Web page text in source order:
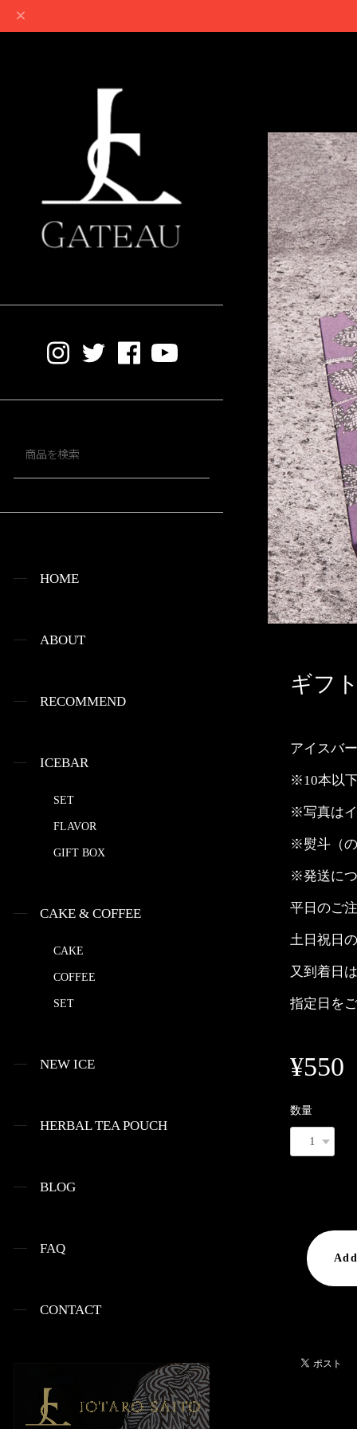
HOME
ABOUT
RECOMMEND
ICEBAR
SET
FLAVOR
GIFT BOX
CAKE & COFFEE
CAKE
COFFEE
SET
NEW ICE
HERBAL TEA POUCH
BLOG
FAQ
CONTACT
ギフ
アイスバ
※10本以
※写真は
※熨斗（
※発送に
平日のご
土日祝日
又到着日
指定日を
¥550
数量